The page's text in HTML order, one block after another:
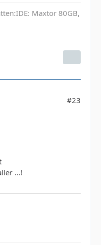
Maxtor 80GB,
#23
...!